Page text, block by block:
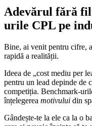
Adevărul fără
urile CPL pe
Bine, ai venit pentru cifre,
rapidă a realității.
Ideea de „cost mediu per
pentru un lead depinde de
competiția. Benchmark-
înțelegerea motivului din
Gândește-te la ele ca la o